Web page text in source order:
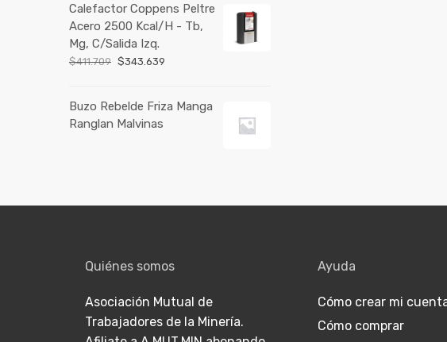
Calefactor Coppens Peltre
Acero 2500 Kcal/H - Tb,
Mg, C/Salida Izq.
$411.709 $343.639
Buzo Rebelde Friza Manga
Ranglan Malvinas
Quiénes somos
Asociación Mutual de
Trabajadores de la Minería.
Ayuda
Cómo crear mi
Cómo comprar